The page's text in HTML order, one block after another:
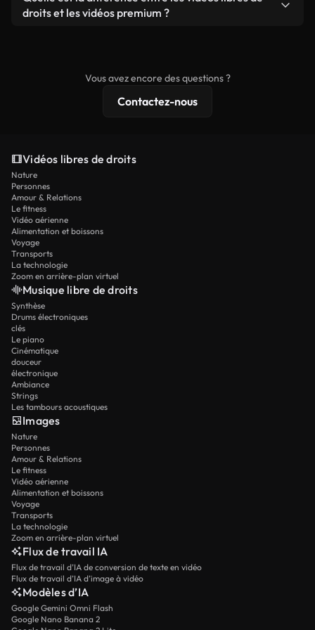
prêtes à l'emploi.
remixer nos vidéos. Assurez-vous simplement que
droits et les vidéos premium ?
résolution 4K et des protections de licence
Vous avez encore des questions ?
Contactez-nous
Vidéos libres de droits
Nature
Personnes
Amour & Relations
Le fitness
Vidéo aérienne
Alimentation et boissons
Voyage
Transports
La technologie
Zoom en arrière-plan virtuel
Musique libre de droits
Synthèse
Drums électroniques
clés
Le piano
Cinématique
douceur
électronique
Ambiance
Strings
Les tambours acoustiques
Images
Nature
Personnes
Amour & Relations
Le fitness
Vidéo aérienne
Alimentation et boissons
Voyage
Transports
La technologie
Zoom en arrière-plan virtuel
Flux de travail IA
Flux de travail d’IA de conversion de texte en vidéo
Flux de travail d’IA d’image à vidéo
Modèles d’IA
Google Gemini Omni Flash
Google Nano Banana 2